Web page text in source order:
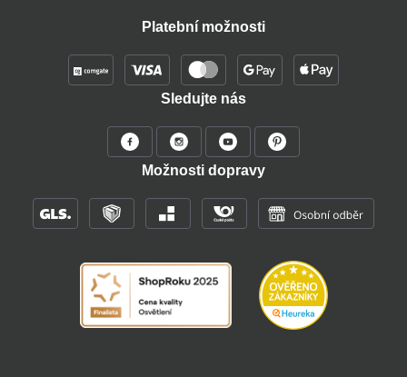
Platební možnosti
Sledujte nás
Možnosti dopravy